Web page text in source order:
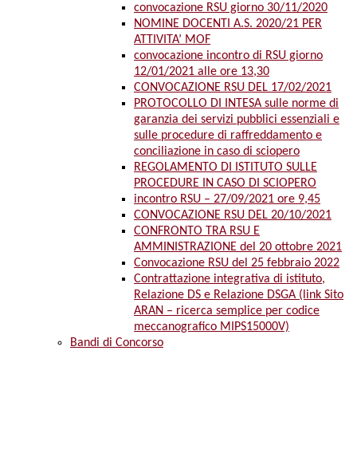
convocazione RSU giorno 30/11/2020
NOMINE DOCENTI A.S. 2020/21 PER
ATTIVITA’ MOF
convocazione incontro di RSU giorno
12/01/2021 alle ore 13,30
CONVOCAZIONE RSU DEL 17/02/2021
PROTOCOLLO DI INTESA sulle norme di
garanzia dei servizi pubblici essenziali e
sulle procedure di raffreddamento e
conciliazione in caso di sciopero
REGOLAMENTO DI ISTITUTO SULLE
PROCEDURE IN CASO DI SCIOPERO
incontro RSU – 27/09/2021 ore 9,45
CONVOCAZIONE RSU DEL 20/10/2021
CONFRONTO TRA RSU E
AMMINISTRAZIONE del 20 ottobre 2021
Convocazione RSU del 25 febbraio 2022
Contrattazione integrativa di istituto,
Relazione DS e Relazione DSGA (link Sito
ARAN – ricerca semplice per codice
meccanografico MIPS15000V)
Bandi di Concorso